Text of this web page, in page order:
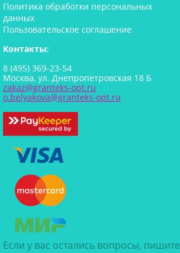
Политика обработки персональных
данных
Пользовательское соглашение
Контакты:
8 (495) 369-23-54
Москва, ул. Днепропетровская 18 Б
zakaz@granteks-opt.ru
o.belyakova@granteks-opt.ru
Если у вас остались вопросы, пишите